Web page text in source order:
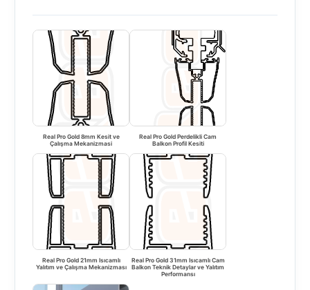
Real Pro Gold 8mm Kesit ve
Çalışma Mekanizmasi
Real Pro Gold Perdelikli Cam
Balkon Profil Kesiti
Real Pro Gold 21mm Isıcamlı
Yalıtım ve Çalışma Mekanizması
Real Pro Gold 31mm Isıcamlı Cam
Balkon Teknik Detaylar ve Yalıtım
Performansı